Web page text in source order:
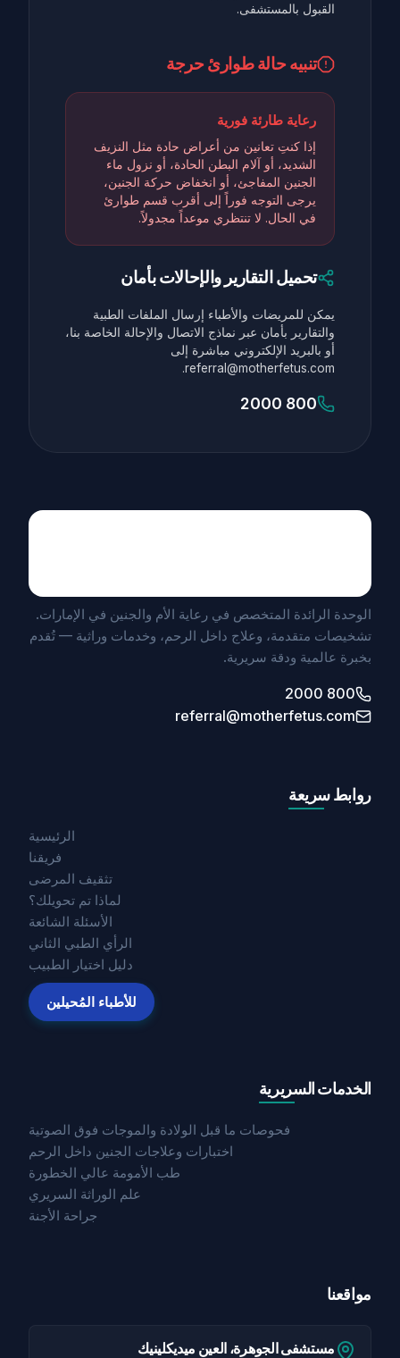
القبول بالمستشفى.
تنبيه حالة طوارئ حرجة
رعاية طارئة فورية
إذا كنتِ تعانين من أعراض حادة مثل النزيف
الشديد، أو آلام البطن الحادة، أو نزول ماء
الجنين المفاجئ، أو انخفاض حركة الجنين،
يرجى التوجه فوراً إلى أقرب قسم طوارئ
في الحال. لا تنتظري موعداً مجدولاً.
تحميل التقارير والإحالات بأمان
يمكن للمريضات والأطباء إرسال الملفات الطبية
والتقارير بأمان عبر نماذج الاتصال والإحالة الخاصة بنا،
أو بالبريد الإلكتروني مباشرة إلى
referral@motherfetus.com.
800 2000
الوحدة الرائدة المتخصص في رعاية الأم والجنين في الإمارات.
تشخيصات متقدمة، وعلاج داخل الرحم، وخدمات وراثية — تُقدم
بخبرة عالمية ودقة سريرية.
800 2000
referral@motherfetus.com
روابط سريعة
الرئيسية
فريقنا
تثقيف المرضى
لماذا تم تحويلك؟
الأسئلة الشائعة
الرأي الطبي الثاني
دليل اختيار الطبيب
للأطباء المُحيلين
الخدمات السريرية
فحوصات ما قبل الولادة والموجات فوق الصوتية
اختبارات وعلاجات الجنين داخل الرحم
طب الأمومة عالي الخطورة
علم الوراثة السريري
جراحة الأجنة
مواقعنا
مستشفى الجوهرة، العين ميديكلينيك